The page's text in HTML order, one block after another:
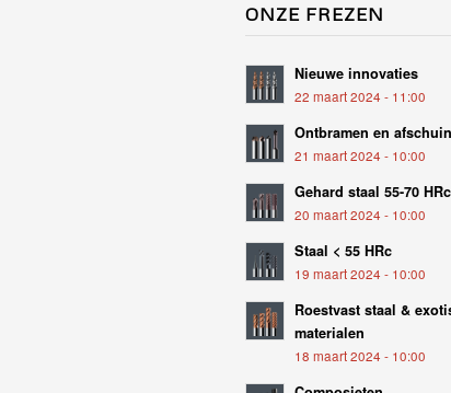
ONZE FREZEN
Nieuwe innovaties
22 maart 2024 - 11:00
Ontbramen en
21 maart 2024 - 10:00
Gehard staal 55-70 HRc
20 maart 2024 - 10:00
Staal < 55 HRc
19 maart 2024 - 10:00
Roestvast staal &
materialen
18 maart 2024 - 10:00